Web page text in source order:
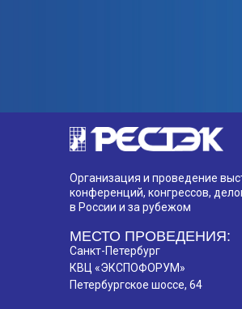
МЕСТО ПРОВЕДЕНИЯ:
Санкт-Петербург
КВЦ «ЭКСПОФОРУМ»
Петербургское шоссе, 64
Организация и проведение
конференций, конгрессов,
в России и за рубежом